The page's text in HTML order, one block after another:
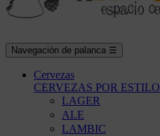
Navegación de palanca ☰
Cervezas
CERVEZAS POR ESTILO
LAGER
ALE
LAMBIC